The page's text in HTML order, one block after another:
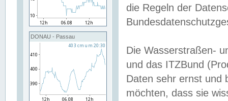
DONAU - Passau
die Regeln der
Die Wasserstraßen-
und das ITZBund
Daten sehr ernst und
möchten, dass sie